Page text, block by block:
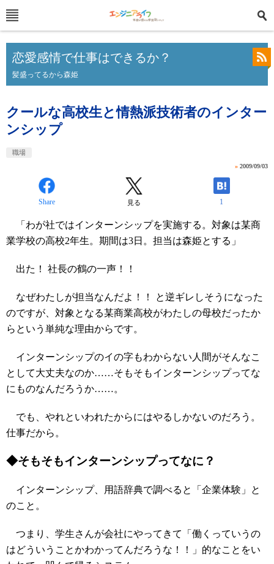
恋愛感情で仕事はできるか？
髪盛ってるから森姫
クールな高校生と情熱派技術者のインター
ンシップ
職場
» 2009/09/03
Share 見る 1
「わが社ではインターンシップを実施する。対象は某商
業学校の高校2年生。期間は3日。担当は森姫とする」
出た！ 社長の鶴の一声！！
なぜわたしが担当なんだよ！！ と逆ギレしそうになった
のですが、対象となる某商業高校がわたしの母校だったか
らという単純な理由からです。
インターンシップのイの字もわからない人間がそんなこ
として大丈夫なのか……そもそもインターンシップってな
にものなんだろうか……。
でも、やれといわれたからにはやるしかないのだろう。
仕事だから。
◆そもそもインターンシップってなに？
インターンシップ、用語辞典で調べると「企業体験」と
のこと。
つまり、学生さんが会社にやってきて「働くっていうの
はどういうことかわかってんだろうな！！」的なことをい